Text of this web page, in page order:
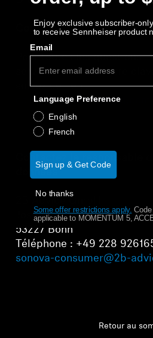
Barres de son et caissons de
Découvrez AMBEO
Pièces et accessoires AMBEO
Explorer
Innovations
Espace sonore
Soutien
Contact
Pour toutes les questions
services, utilisez notre
suivez ce lien :
ca.sennheiser-
données
Joseph-Schumpeter-Allee
53227 Bonn
Téléphone : +49 228
sonova-consumer@2b-
Retour au
Enjoy exclusive subscriber-
to receive Sennheiser product
Email
Language Preference
English
French
Sign up & Get Code
No thanks
Some offer restrictions apply.
applicable to MOMENTUM 5,